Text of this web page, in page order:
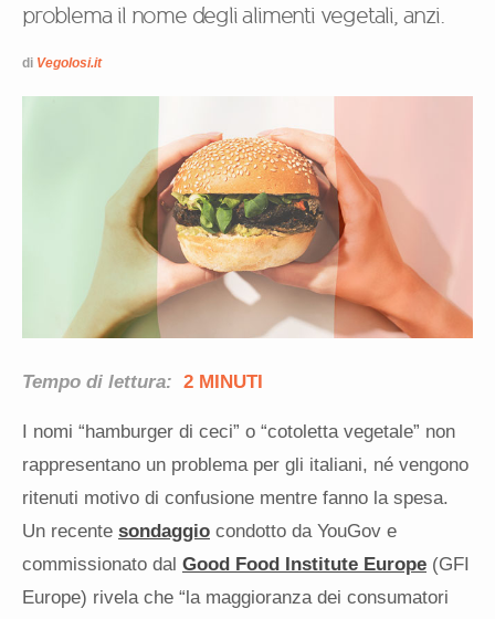
problema il nome degli alimenti vegetali, anzi.
di Vegolosi.it
Tempo di lettura: 2 MINUTI
I nomi “hamburger di ceci” o “cotoletta vegetale” non
rappresentano un problema per gli italiani, né vengono
ritenuti motivo di confusione mentre fanno la spesa.
Un recente sondaggio condotto da YouGov e
commissionato dal Good Food Institute Europe (GFI
Europe) rivela che “la maggioranza dei consumatori